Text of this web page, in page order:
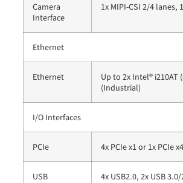
Camera
Interface
1x MIPI-CSI 2/4 lanes,
Ethernet
Ethernet
Up to 2x Intel® i210AT
(Industrial)
I/O Interfaces
PCIe 4x PCIe x1 or 1x PCIe
USB 4x USB2.0, 2x USB